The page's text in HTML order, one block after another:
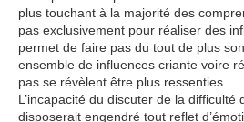
plus touchant à la majorité des
pas exclusivement pour réaliser des
permet de faire pas du tout de plus
ensemble de influences criante voire
pas se révèlent être plus ressenties.
L’incapacité du discuter de la difficulté
disposerait engendré tout reflet